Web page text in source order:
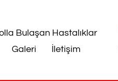
Bulaşan Hastalıklar
Galeri İletişim